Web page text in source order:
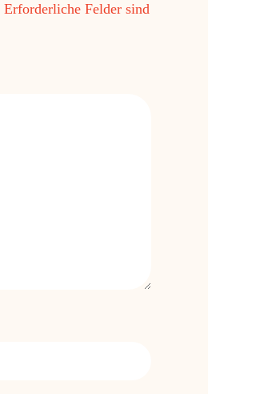
Erforderliche Felder sind